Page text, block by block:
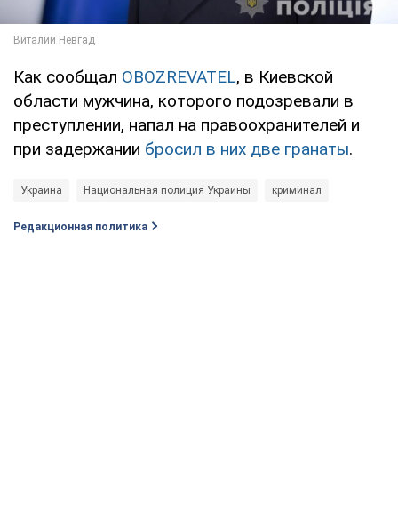
Как сообщал OBOZREVATEL, в Киевской
области мужчина, которого подозревали в
преступлении, напал на правоохранителей и
при задержании бросил в них две гранаты.
Украина Национальная полиция Украины криминал
Редакционная политика